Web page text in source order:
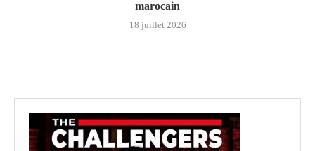
marocain
18 juillet 2026